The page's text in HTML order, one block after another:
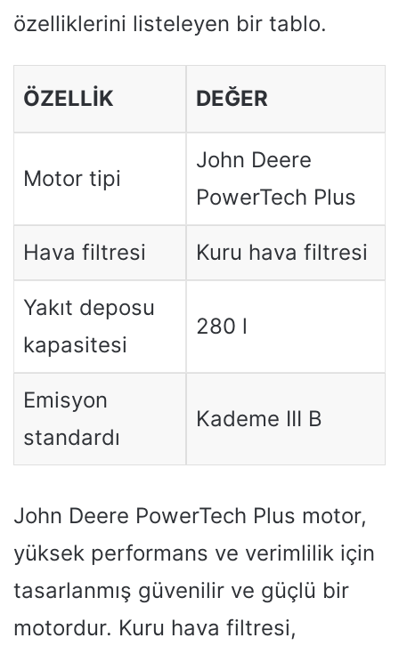
özelliklerini listeleyen bir tablo.
ÖZELLIK DEĞER
Motor tipi
John Deere
PowerTech Plus
Hava filtresi Kuru hava filtresi
Yakıt deposu
kapasitesi
280 l
Emisyon
standardı
Kademe III B
John Deere PowerTech Plus motor,
yüksek performans ve verimlilik için
tasarlanmış güvenilir ve güçlü bir
motordur. Kuru hava filtresi,